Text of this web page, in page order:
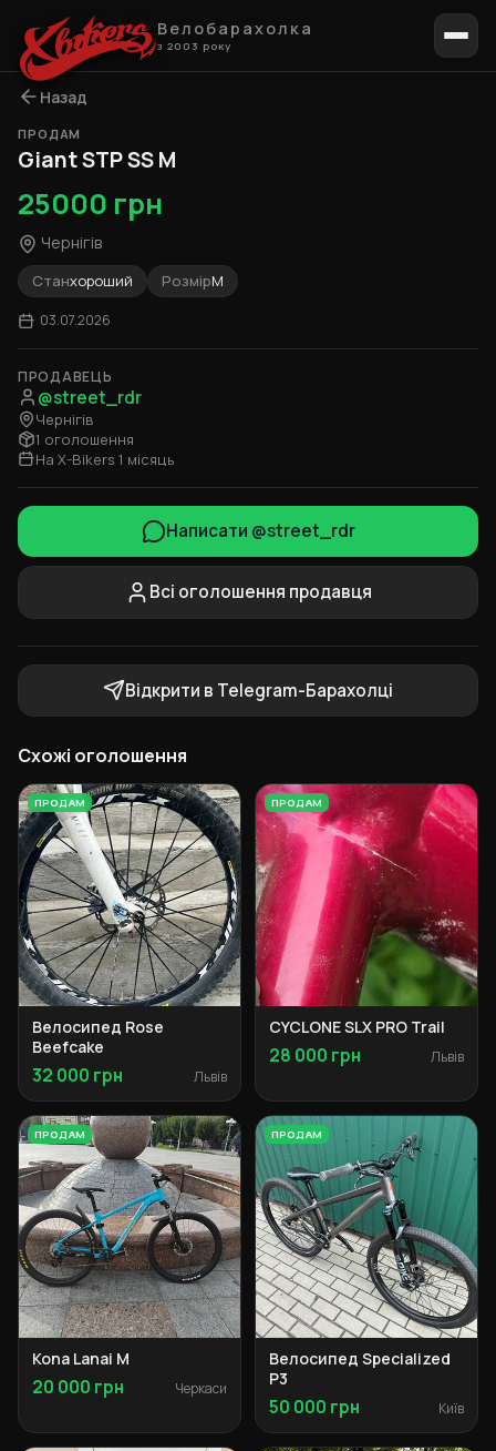
Велобарахолка
з 2003 року
Назад
ПРОДАМ
Giant STP SS M
25000 грн
Чернігів
Станхороший РозмірM
03.07.2026
ПРОДАВЕЦЬ
@street_rdr
Чернігів
1 оголошення
На X-Bikers 1 місяць
Написати @street_rdr
Всі оголошення продавця
Відкрити в Telegram-Барахолці
Схожі оголошення
ПРОДАМ
Велосипед Rose
Beefcake
32 000 грн Львів
ПРОДАМ
CYCLONE SLX PRO Trail
28 000 грн Львів
ПРОДАМ
Kona Lanai M
20 000 грн Черкаси
ПРОДАМ
Велосипед Specialized
P3
50 000 грн Київ